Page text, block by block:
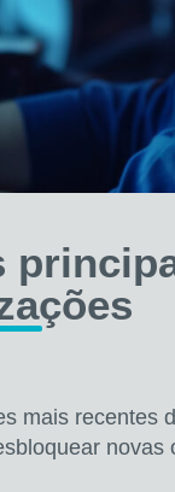
mais recentes